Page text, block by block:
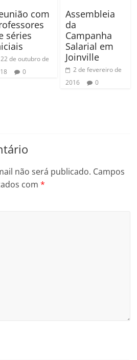
com
séries
22 de outubro de
0
Assembleia
da
Campanha
Salarial em
Joinville
2 de fevereiro de
2016
0
não será publicado. Campos
com*